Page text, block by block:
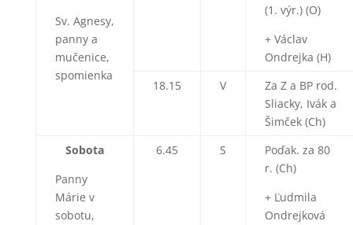
Sv. Agnesy,
panny a
mučenice,
spomienka
(1. výr.) (O)
+ Václav
Ondrejka (H)
18.15
V
Za Z a BP rod.
Sliacky, Ivák a
Šimček (Ch)
Sobota
Panny
Márie v
sobotu,
6.45 S
Poďak. za 80
r. (Ch)
+ Ľudmila
Ondrejková